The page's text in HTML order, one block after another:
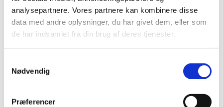
analysepartnere. Vores partnere kan kombinere disse
data med andre oplysninger, du har givet dem, eller som
de har indsamlet fra din brug af deres tjenester.
Nødvendig
Præferencer
februar (17)
januar (19)
2022 (197)
2020 (263)